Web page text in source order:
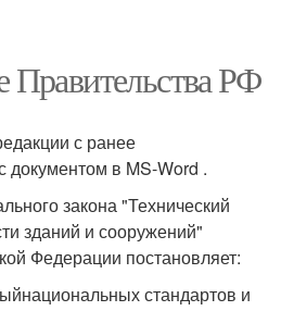
Правительства РФ
с ранее
в MS-Word .
закона "Технический
зданий и сооружений"
Федерации постановляет:
стандартов и